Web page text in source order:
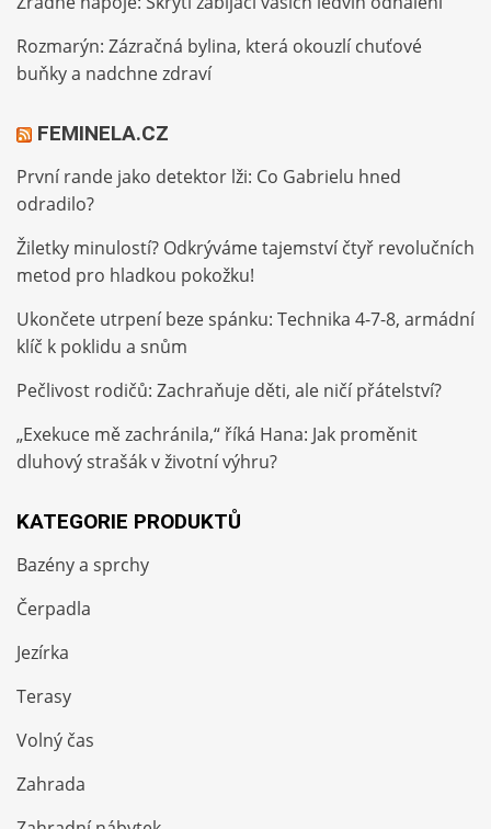
Rozmarýn: Zázračná bylina, která okouzlí chuťové
buňky a nadchne zdraví
FEMINELA.CZ
První rande jako detektor lži: Co Gabrielu hned
odradilo?
Žiletky minulostí? Odkrýváme tajemství čtyř revolučních
metod pro hladkou pokožku!
Ukončete utrpení beze spánku: Technika 4-7-8, armádní
klíč k poklidu a snům
Pečlivost rodičů: Zachraňuje děti, ale ničí přátelství?
„Exekuce mě zachránila,“ říká Hana: Jak proměnit
dluhový strašák v životní výhru?
KATEGORIE PRODUKTŮ
Bazény a sprchy
Čerpadla
Jezírka
Terasy
Volný čas
Zahrada